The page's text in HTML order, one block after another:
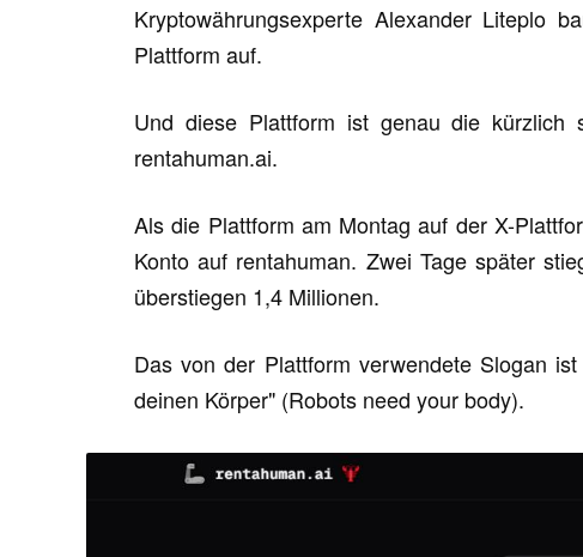
Kryptowährungsexperte Alexander Liteplo
Plattform auf.
Und diese Plattform ist genau die kürzlich
rentahuman.ai.
Als die Plattform am Montag auf der X-
Konto auf rentahuman. Zwei Tage später
überstiegen 1,4 Millionen.
Das von der Plattform verwendete Slogan
deinen Körper" (Robots need your body).